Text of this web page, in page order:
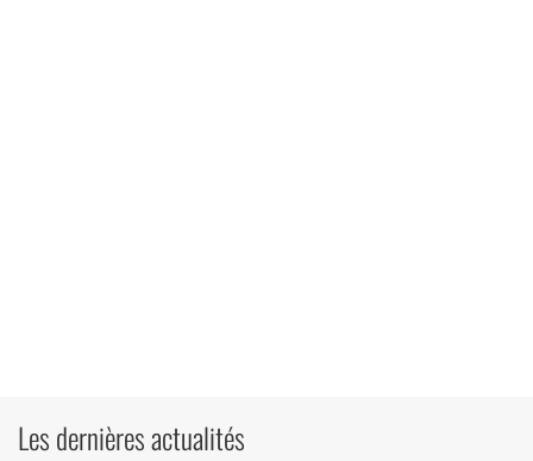
Les dernières actualités